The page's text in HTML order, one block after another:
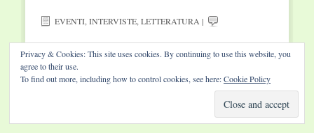
EVENTI,INTERVISTE,LETTERATURA |
Privacy & Cookies: This site uses cookies. By continuing to use this website, you
agree to their use.
To find out more, including how to control cookies, see here:Cookie Policy